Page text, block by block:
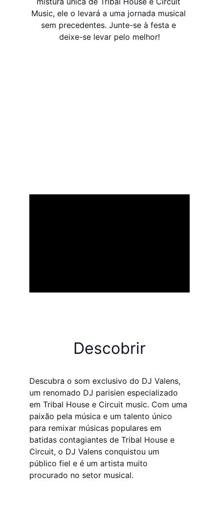
Music, ele o levará a uma jornada musical
sem precedentes. Junte-se à festa e
deixe-se levar pelo melhor!
Descobrir
Descubra o som exclusivo do DJ Valens,
um renomado DJ parisien especializado
em Tribal House e Circuit music. Com uma
paixão pela música e um talento único
para remixar músicas populares em
batidas contagiantes de Tribal House e
Circuit, o DJ Valens conquistou um
público fiel e é um artista muito
procurado no setor musical.